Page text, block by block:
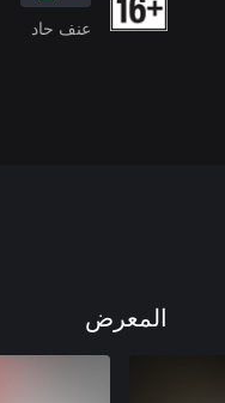
عنف حاد
المعرض